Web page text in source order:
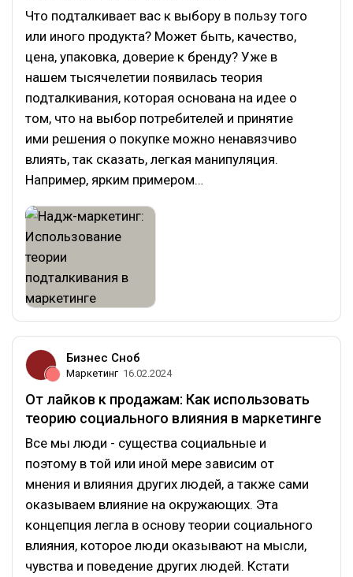
Что подталкивает вас к выбору в пользу того
или иного продукта? Может быть, качество,
цена, упаковка, доверие к бренду? Уже в
нашем тысячелетии появилась теория
подталкивания, которая основана на идее о
том, что на выбор потребителей и принятие
ими решения о покупке можно ненавязчиво
влиять, так сказать, легкая манипуляция.
Например, ярким примером…
Бизнес Сноб
Маркетинг 16.02.2024
От лайков к продажам: Как использовать
теорию социального влияния в маркетинге
Все мы люди - существа социальные и
поэтому в той или иной мере зависим от
мнения и влияния других людей, а также сами
оказываем влияние на окружающих. Эта
концепция легла в основу теории социального
влияния, которое люди оказывают на мысли,
чувства и поведение других людей. Кстати